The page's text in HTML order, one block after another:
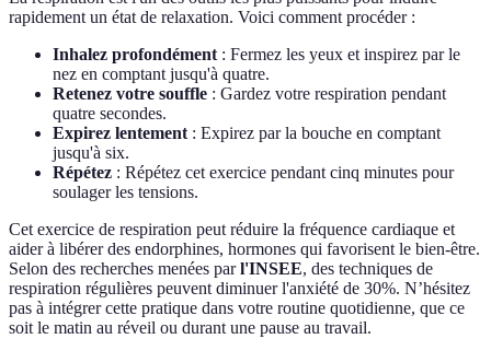
rapidement un état de relaxation. Voici comment procéder :
Inhalez profondément: Fermez les yeux et inspirez par le
nez en comptant jusqu'à quatre.
Retenez votre souffle : Gardez votre respiration pendant
quatre secondes.
Expirez lentement: Expirez par la bouche en comptant
jusqu'à six.
Répétez : Répétez cet exercice pendant cinq minutes pour
soulager les tensions.
Cet exercice de respiration peut réduire la fréquence cardiaque et
aider à libérer des endorphines, hormones qui favorisent le bien-être.
Selon des recherches menées parl'INSEE, des techniques de
respiration régulières peuvent diminuer l'anxiété de 30%. N’hésitez
pas à intégrer cette pratique dans votre routine quotidienne, que ce
soit le matin au réveil ou durant une pause au travail.